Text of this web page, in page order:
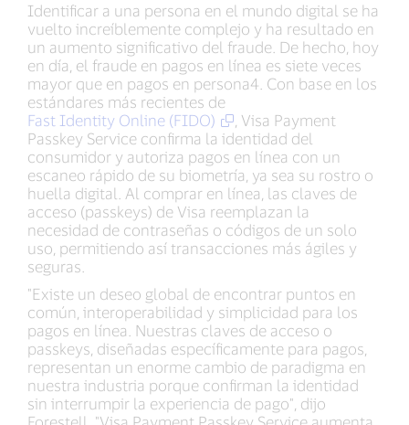
Identificar a una persona en el mundo digital se ha
vuelto increíblemente complejo y ha resultado en
un aumento significativo del fraude. De hecho, hoy
en día, el fraude en pagos en línea es siete veces
mayor que en pagos en persona4. Con base en los
estándares más recientes de
Fast Identity Online (FIDO)
, Visa Payment
Passkey Service confirma la identidad del
consumidor y autoriza pagos en línea con un
escaneo rápido de su biometría, ya sea su rostro o
huella digital. Al comprar en línea, las claves de
acceso (passkeys) de Visa reemplazan la
necesidad de contraseñas o códigos de un solo
uso, permitiendo así transacciones más ágiles y
seguras.
"Existe un deseo global de encontrar puntos en
común, interoperabilidad y simplicidad para los
pagos en línea. Nuestras claves de acceso o
passkeys, diseñadas específicamente para pagos,
representan un enorme cambio de paradigma en
nuestra industria porque confirman la identidad
sin interrumpir la experiencia de pago", dijo
Forestell. "Visa Payment Passkey Service aumenta